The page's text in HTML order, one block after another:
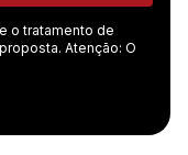
o tratamento de
Atenção: O